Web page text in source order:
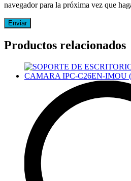
navegador para la próxima vez que
Productos relacionados